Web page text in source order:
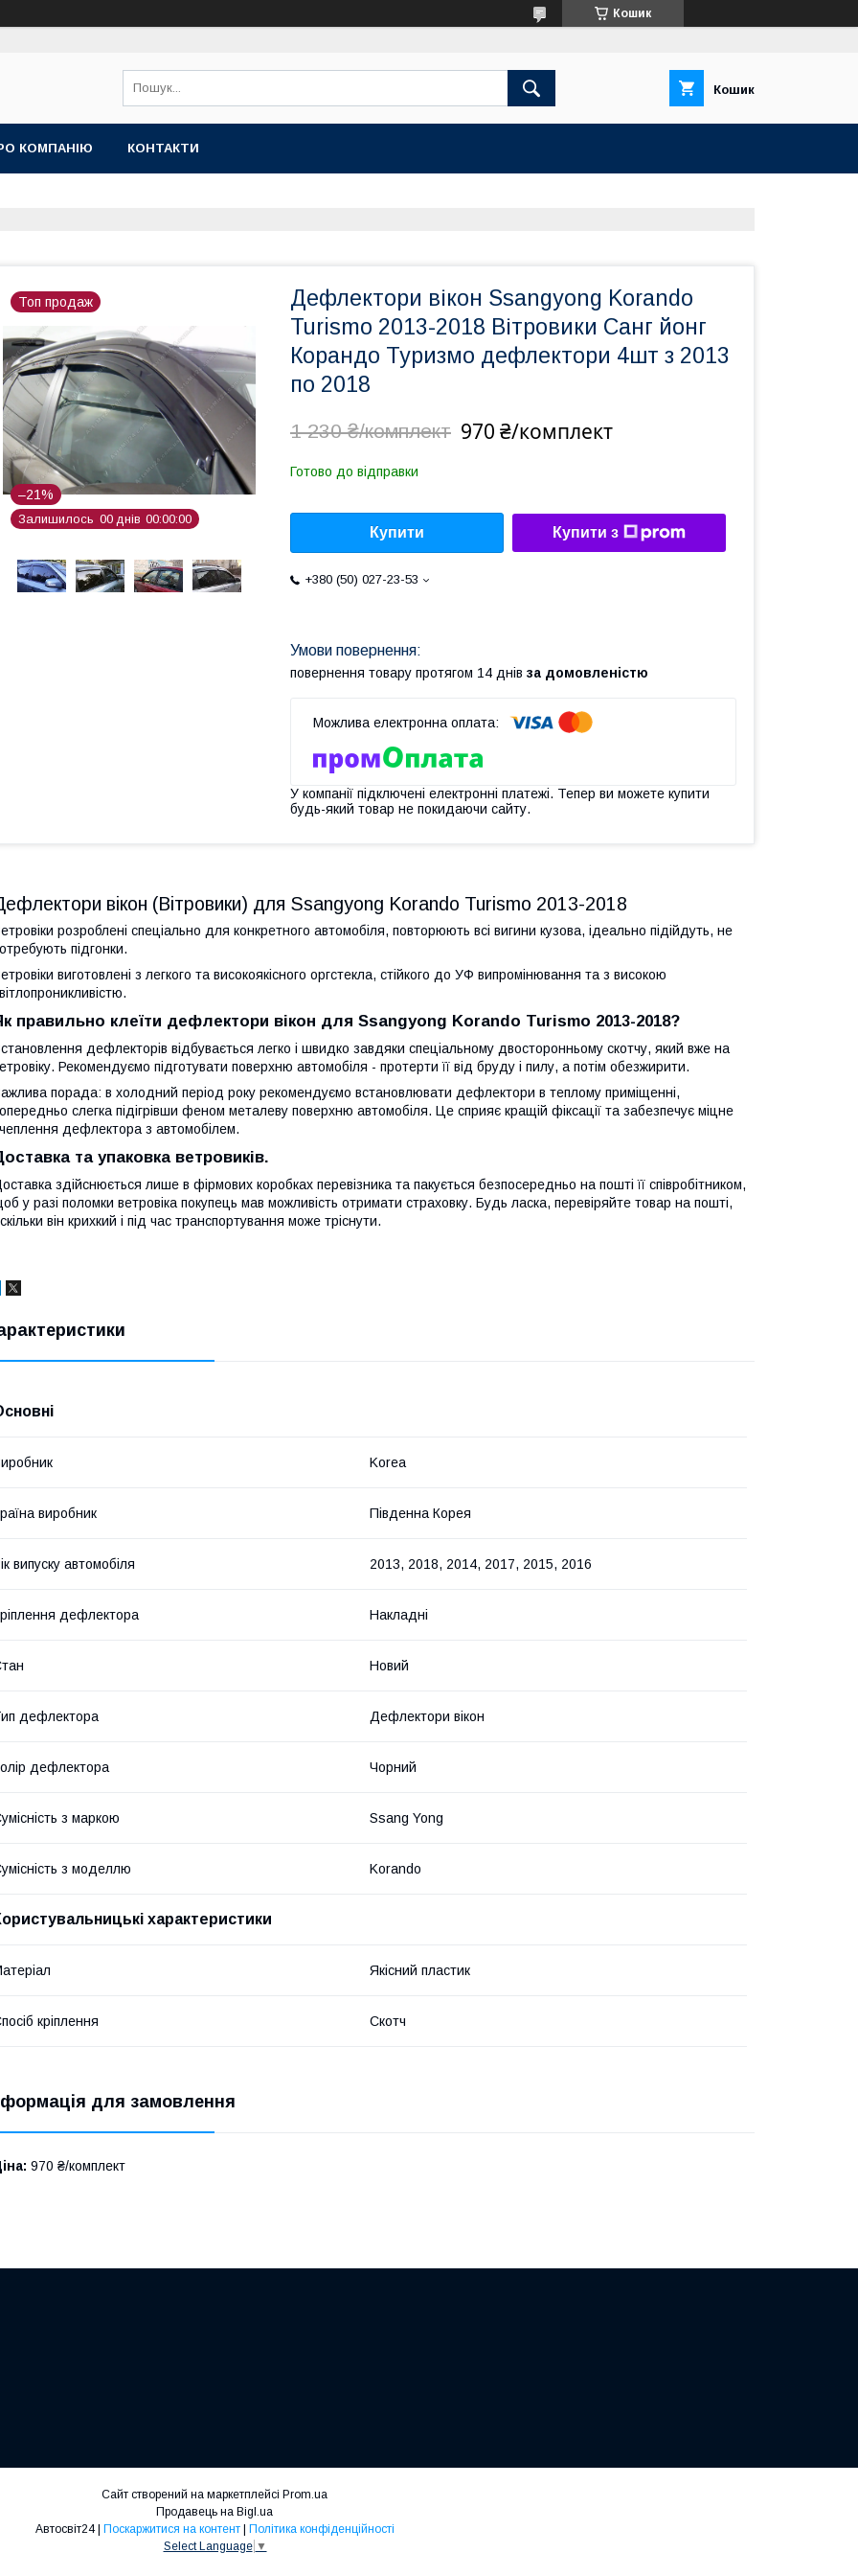
Кошик
Кошик
КОМПАНІЮ КОНТАКТИ
Топ продаж
–21%
Залишилось 00 днів 00 00 00
Дефлектори вікон Ssangyong Korando
Turismo 2013-2018 Вітровики Санг йонг
Корандо Туризмо дефлектори 4шт з 2013
по 2018
1 230 ₴/комплект 970 ₴/комплект
Готово до відправки
Купити Купити з
+380 (50) 027-23-53
повернення товару протягом 14 днів за домовленістю
У компанії підключені електронні платежі. Тепер ви можете купити
будь-який товар не покидаючи сайту.
вікон (Вітровики) для Ssangyong Korando Turismo 2013-2018
розроблені спеціально для конкретного автомобіля, повторюють всі вигини кузова, ідеально підійдуть, не
підгонки.
виготовлені з легкого та високоякісного оргстекла, стійкого до УФ випромінювання та з високою
правильно клеїти дефлектори вікон для Ssangyong Korando Turismo 2013-2018?
дефлекторів відбувається легко і швидко завдяки спеціальному двосторонньому скотчу, який вже на
Рекомендуємо підготувати поверхню автомобіля - протерти її від бруду і пилу, а потім обезжирити.
порада: в холодний період року рекомендуємо встановлювати дефлектори в теплому приміщенні,
слегка підігрівши феном металеву поверхню автомобіля. Це сприяє кращій фіксації та забезпечує міцне
дефлектора з автомобілем.
та упаковка ветровиків.
здійснюється лише в фірмових коробках перевізника та пакується безпосередньо на пошті її співробітником,
у разі поломки ветровіка покупець мав можливість отримати страховку. Будь ласка, перевіряйте товар на пошті,
він крихкий і під час транспортування може тріснути.
Korea
виробник Південна Корея
випуску автомобіля 2013, 2018, 2014, 2017, 2015, 2016
дефлектора Накладні
Новий
дефлектора Дефлектори вікон
дефлектора Чорний
з маркою Ssang Yong
з моделлю Korando
характеристики
Якісний пластик
кріплення Скотч
для замовлення
970 ₴/комплект
Сайт створений на маркетплейсі Prom.ua
Продавець на Bigl.ua
Автосвіт24 | Поскаржитися на контент | Політика конфіденційності
Select Language ▼